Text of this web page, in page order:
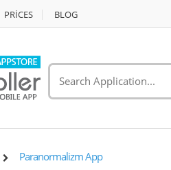
PRİCES BLOG
Paranormalizm App